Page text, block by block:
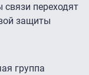
связи переходят
защиты
группа